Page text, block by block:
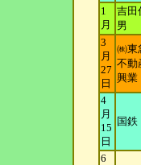
1
月
吉田
男
3
月
27
日
㈱東
不動
興業
4
月
15
日
国鉄
6